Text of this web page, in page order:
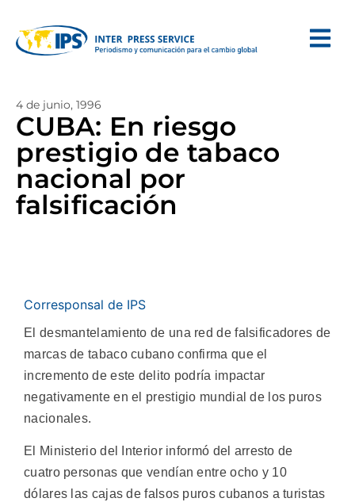
4 de junio, 1996
CUBA: En riesgo
prestigio de tabaco
nacional por
falsificación
Corresponsal de IPS
El desmantelamiento de una red de falsificadores de
marcas de tabaco cubano confirma que el
incremento de este delito podría impactar
negativamente en el prestigio mundial de los puros
nacionales.
El Ministerio del Interior informó del arresto de
cuatro personas que vendían entre ocho y 10
dólares las cajas de falsos puros cubanos a turistas